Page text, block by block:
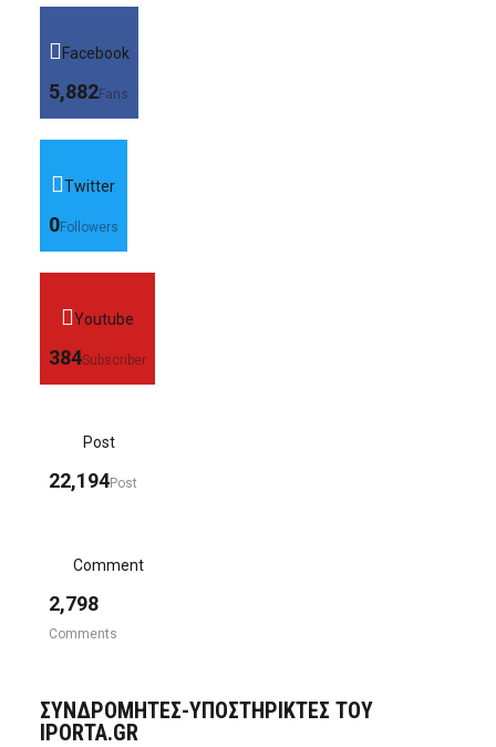
Facebook
5,882Fans
Twitter
0Followers
Youtube
384Subscriber
Post
22,194Post
Comment
2,798
Comments
ΣΥΝΔΡΟΜΗΤΈΣ-ΥΠΟΣΤΗΡΙΚΤΈΣ ΤΟΥ
IPORTA.GR